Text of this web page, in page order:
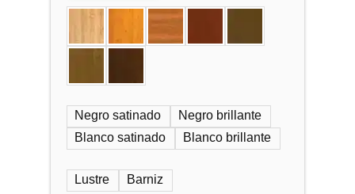
Negro satinado
Negro brillante
Blanco satinado
Blanco brillante
Lustre Barniz